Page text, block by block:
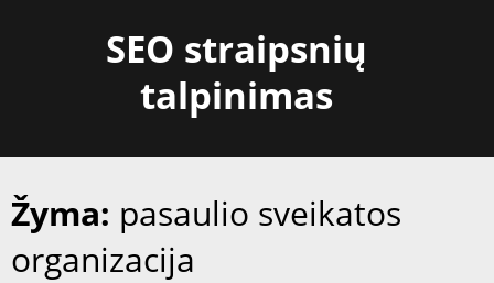
SEO straipsnių
talpinimas
Žyma: pasaulio sveikatos
organizacija